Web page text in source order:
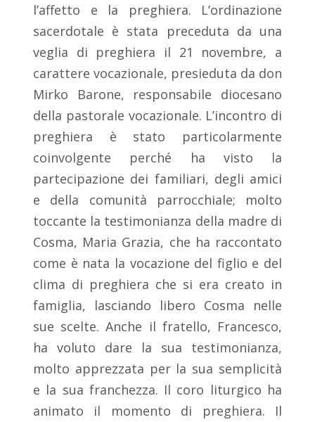
l’affetto e la preghiera. L’ordinazione
sacerdotale è stata preceduta da una
veglia di preghiera il 21 novembre, a
carattere vocazionale, presieduta da don
Mirko Barone, responsabile diocesano
della pastorale vocazionale. L’incontro di
preghiera è stato particolarmente
coinvolgente perché ha visto la
partecipazione dei familiari, degli amici
e della comunità parrocchiale; molto
toccante la testimonianza della madre di
Cosma, Maria Grazia, che ha raccontato
come è nata la vocazione del figlio e del
clima di preghiera che si era creato in
famiglia, lasciando libero Cosma nelle
sue scelte. Anche il fratello, Francesco,
ha voluto dare la sua testimonianza,
molto apprezzata per la sua semplicità
e la sua franchezza. Il coro liturgico ha
animato il momento di preghiera. Il